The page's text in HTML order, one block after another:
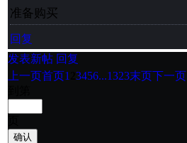
准备购买
回复
发表新帖 回复
上一页首页1 3456...1323末页下一页
确认